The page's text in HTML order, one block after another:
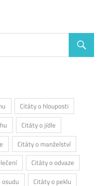
Citáty o hlouposti
Citáty o jídle
Citáty o manželství
Citáty o odvaze
Citáty o peklu